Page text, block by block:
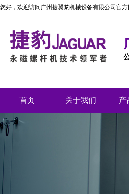
您好，欢迎访问广州捷翼豹机械设备有限公司官方
首页 关于我们 产